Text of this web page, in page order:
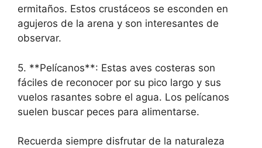
ermitaños. Estos crustáceos se esconden en
agujeros de la arena y son interesantes de
observar.
5. **Pelícanos**: Estas aves costeras son
fáciles de reconocer por su pico largo y sus
vuelos rasantes sobre el agua. Los pelícanos
suelen buscar peces para alimentarse.
Recuerda siempre disfrutar de la naturaleza